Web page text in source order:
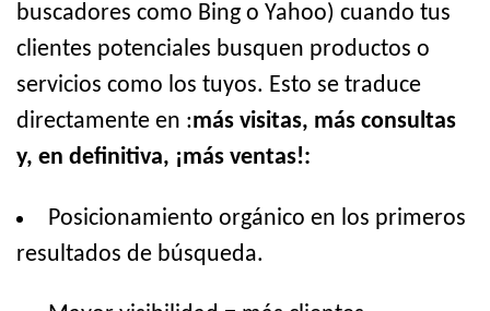
buscadores como Bing o Yahoo) cuando tus
clientes potenciales busquen productos o
servicios como los tuyos. Esto se traduce
directamente en :más visitas, más consultas
y, en definitiva, ¡más ventas!:
Posicionamiento orgánico en los primeros
resultados de búsqueda.